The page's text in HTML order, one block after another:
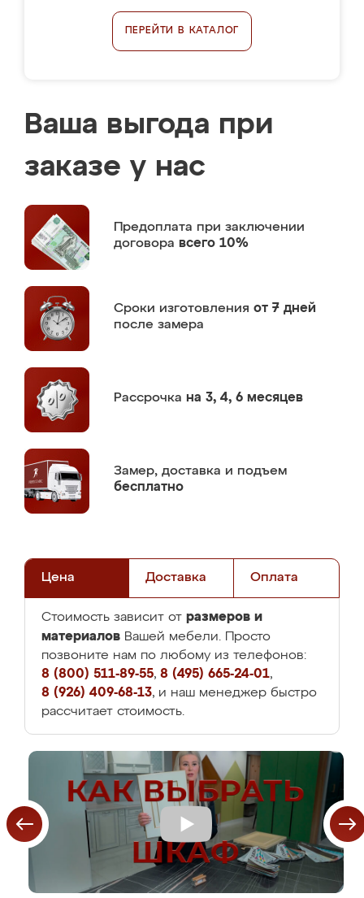
ПЕРЕЙТИ В КАТАЛОГ
Ваша выгода при
заказе у нас
Предоплата при заключении
договора всего 10%
Сроки изготовления от 7 дней
после замера
Рассрочка на 3, 4, 6 месяцев
Замер, доставка и подъем
бесплатно
Цена Доставка Оплата
Стоимость зависит от размеров и
материалов Вашей мебели. Просто
позвоните нам по любому из телефонов:
8 (800) 511-89-55, 8 (495) 665-24-01,
8 (926) 409-68-13, и наш менеджер быстро
рассчитает стоимость.